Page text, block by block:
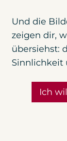
Und die
zeigen dir,
übersiehst:
Sinnlichkeit
Ich